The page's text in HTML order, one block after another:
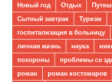
Новый год
Отдых
Сытный завтрак
Туризм
госпитализация в больницу
личная жизнь
наука
похороны
проблемы со
роман
роман костомаров